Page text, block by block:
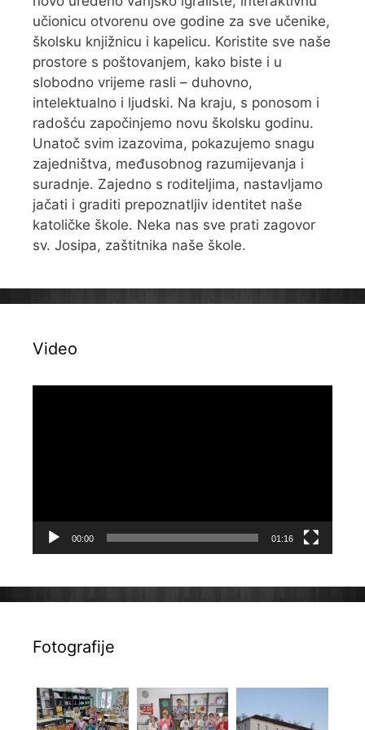
učionicu otvorenu ove godine za sve učenike,
školsku knjižnicu i kapelicu. Koristite sve naše
prostore s poštovanjem, kako biste i u
slobodno vrijeme rasli – duhovno,
intelektualno i ljudski. Na kraju, s ponosom i
radošću započinjemo novu školsku godinu.
Unatoč svim izazovima, pokazujemo snagu
zajedništva, međusobnog razumijevanja i
suradnje. Zajedno s roditeljima, nastavljamo
jačati i graditi prepoznatljiv identitet naše
katoličke škole. Neka nas sve prati zagovor
sv. Josipa, zaštitnika naše škole.
Video
00:00 01:16
Fotografije